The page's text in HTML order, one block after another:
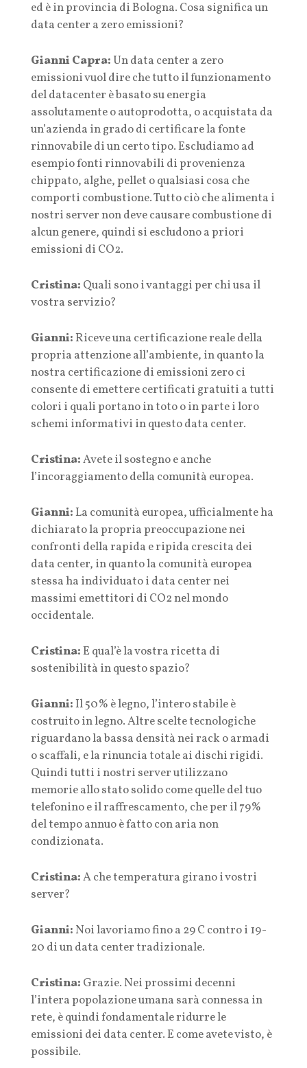
ed è in provincia di Bologna. Cosa significa un
data center a zero emissioni?
Gianni Capra: Un data center a zero
emissioni vuol dire che tutto il funzionamento
del datacenter è basato su energia
assolutamente o autoprodotta, o acquistata da
un’azienda in grado di certificare la fonte
rinnovabile di un certo tipo. Escludiamo ad
esempio fonti rinnovabili di provenienza
chippato, alghe, pellet o qualsiasi cosa che
comporti combustione. Tutto ciò che alimenta i
nostri server non deve causare combustione di
alcun genere, quindi si escludono a priori
emissioni di CO2.
Cristina: Quali sono i vantaggi per chi usa il
vostra servizio?
Gianni:Riceve una certificazione reale della
propria attenzione all’ambiente, in quanto la
nostra certificazione di emissioni zero ci
consente di emettere certificati gratuiti a tutti
colori i quali portano in toto o in parte i loro
schemi informativi in questo data center.
Cristina:Avete il sostegno e anche
l’incoraggiamento della comunità europea.
Gianni:La comunità europea, ufficialmente ha
dichiarato la propria preoccupazione nei
confronti della rapida e ripida crescita dei
data center, in quanto la comunità europea
stessa ha individuato i data center nei
massimi emettitori di CO2 nel mondo
occidentale.
Cristina:E qual’è la vostra ricetta di
sostenibilità in questo spazio?
Gianni:Il 50% è legno, l’intero stabile è
costruito in legno. Altre scelte tecnologiche
riguardano la bassa densità nei rack o armadi
o scaffali, e la rinuncia totale ai dischi rigidi.
Quindi tutti i nostri server utilizzano
memorie allo stato solido come quelle del tuo
telefonino e il raffrescamento, che per il 79%
del tempo annuo è fatto con aria non
condizionata.
Cristina:A che temperatura girano i vostri
server?
Gianni: Noi lavoriamo fino a 29 C contro i 19-
20 di un data center tradizionale.
Cristina: Grazie. Nei prossimi decenni
l’intera popolazione umana sarà connessa in
rete, è quindi fondamentale ridurre le
emissioni dei data center. E come avete visto, è
possibile.